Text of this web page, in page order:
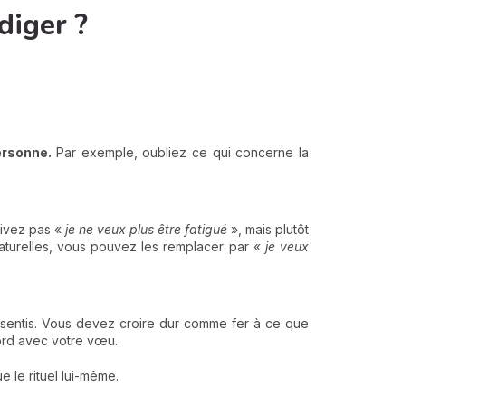
?
Par exemple, oubliez ce qui concerne la
pas « je ne veux plus être fatigué », mais plutôt
vous pouvez les remplacer par « je veux
Vous devez croire dur comme fer à ce que
avec votre vœu.
le rituel lui-même.